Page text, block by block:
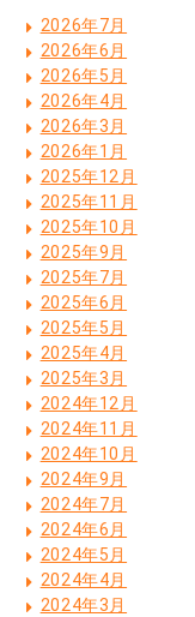
2026年7月
2026年6月
2026年5月
2026年4月
2026年3月
2026年1月
2025年12月
2025年11月
2025年10月
2025年9月
2025年7月
2025年6月
2025年5月
2025年4月
2025年3月
2024年12月
2024年11月
2024年10月
2024年9月
2024年7月
2024年6月
2024年5月
2024年4月
2024年3月